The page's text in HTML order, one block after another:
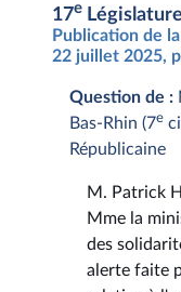
17e Législature
Publication de
22 juillet 2025,
Question de :
Bas-Rhin (7e
Républicaine
M. Patrick
Mme la
des
alerte faite